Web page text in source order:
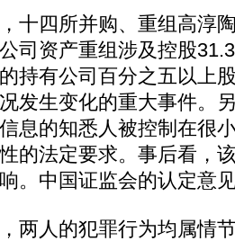
四所并购、重组高淳
司资产重组涉及控股
持有公司百分之五以上
发生变化的重大事件。
息的知悉人被控制在很
的法定要求。事后看，
。中国证监会的认定意
人的犯罪行为均属情